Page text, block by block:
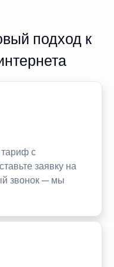
подход к
с
заявку на
звонок — мы